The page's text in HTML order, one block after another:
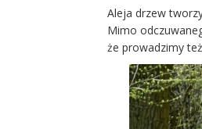
Aleja drzew
Mimo
że prowadzimy